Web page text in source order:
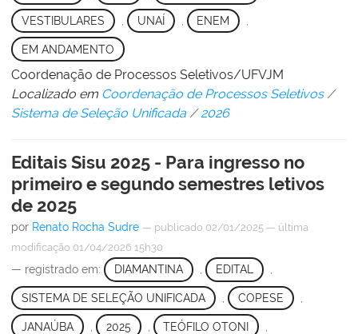
VESTIBULARES UNAÍ ENEM
EM ANDAMENTO
Coordenação de Processos Seletivos/UFVJM
Localizado em Coordenação de Processos Seletivos /
Sistema de Seleção Unificada /2026
Editais Sisu 2025 - Para ingresso no
primeiro e segundo semestres letivos
de 2025
por Renato Rocha Sudre — publicado 02/01/2025 — última
modificação 01/04/2026 15h30
— registrado em: DIAMANTINA , EDITAL ,
SISTEMA DE SELEÇÃO UNIFICADA COPESE
JANAÚBA 2025 TEÓFILO OTONI